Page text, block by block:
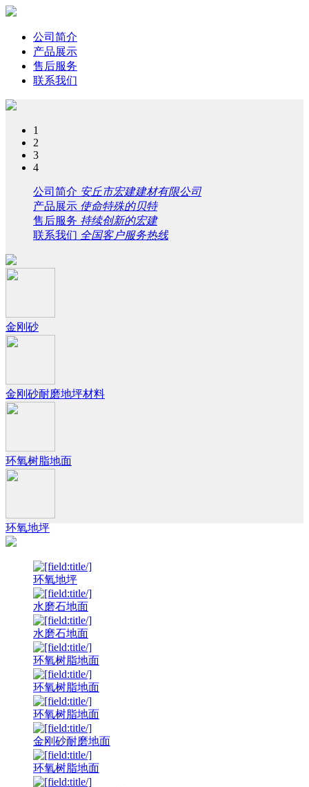
公司简介
产品展示
售后服务
联系我们
1
2
3
4
公司简介 安丘市宏建建材有限公司
产品展示 使命特殊的贝特
售后服务 持续创新的宏建
联系我们 全国客户服务热线
金刚砂
金刚砂耐磨地坪材料
环氧树脂地面
环氧地坪
环氧地坪
水磨石地面
水磨石地面
环氧树脂地面
环氧树脂地面
环氧树脂地面
金刚砂耐磨地面
环氧树脂地面